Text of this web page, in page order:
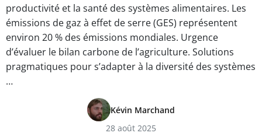
productivité et la santé des systèmes alimentaires. Les
émissions de gaz à effet de serre (GES) représentent
environ 20 % des émissions mondiales. Urgence
d’évaluer le bilan carbone de l’agriculture. Solutions
pragmatiques pour s’adapter à la diversité des systèmes
…
Kévin Marchand
28 août 2025